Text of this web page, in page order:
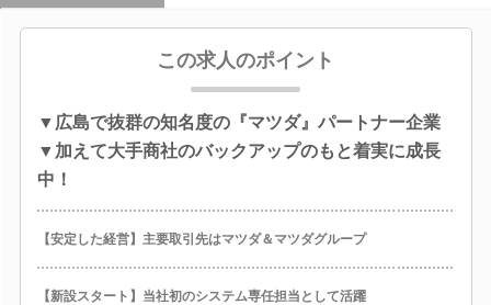
この求人のポイント
▼広島で抜群の知名度の『マツダ』パートナー企業
▼加えて大手商社のバックアップのもと着実に成長
中！
【安定した経営】主要取引先はマツダ＆マツダグループ
【新設スタート】当社初のシステム専任担当として活躍